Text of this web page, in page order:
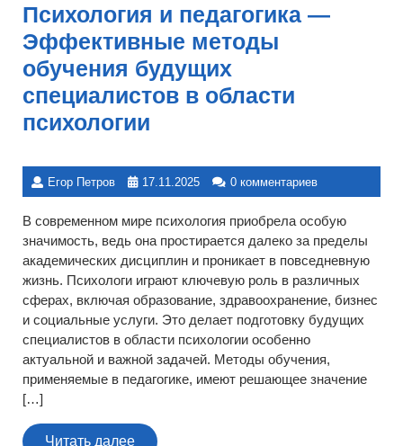
Психология и педагогика —
Эффективные методы
обучения будущих
специалистов в области
психологии
Егор Петров 17.11.2025 0 комментариев
В современном мире психология приобрела особую
значимость, ведь она простирается далеко за пределы
академических дисциплин и проникает в повседневную
жизнь. Психологи играют ключевую роль в различных
сферах, включая образование, здравоохранение, бизнес
и социальные услуги. Это делает подготовку будущих
специалистов в области психологии особенно
актуальной и важной задачей. Методы обучения,
применяемые в педагогике, имеют решающее значение
[…]
Читать далееЧитать